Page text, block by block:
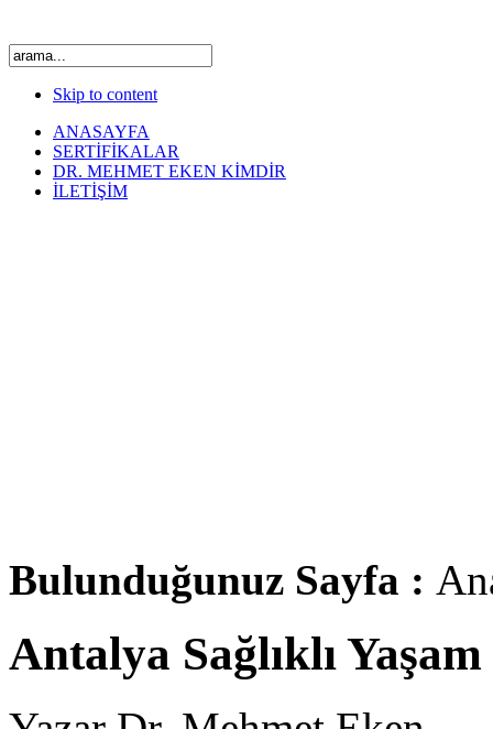
Skip to content
ANASAYFA
SERTİFİKALAR
DR. MEHMET EKEN KİMDİR
İLETİŞİM
Bulunduğunuz Sayfa :
Antalya Sağlıklı